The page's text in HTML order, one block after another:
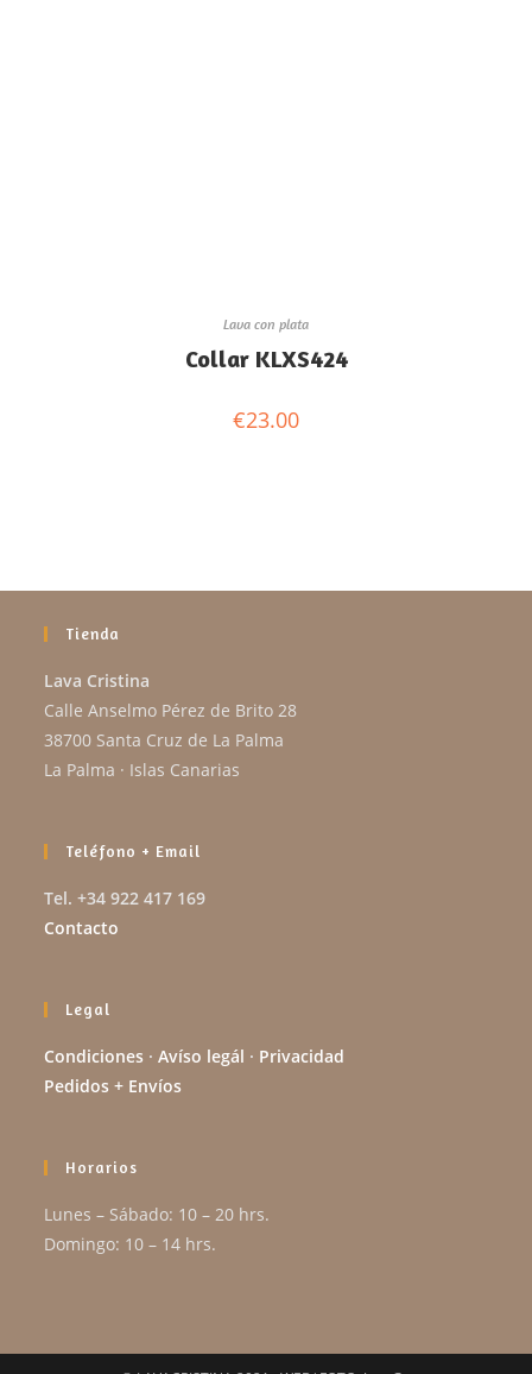
Lava con plata
Collar KLXS424
€23.00
Tienda
Lava Cristina
Calle Anselmo Pérez de Brito 28
38700 Santa Cruz de La Palma
La Palma · Islas Canarias
Teléfono + Email
Tel. +34 922 417 169
Contacto
Legal
Condiciones ·Avíso legál · Privacidad
Pedidos + Envíos
Horarios
Lunes – Sábado: 10 – 20 hrs.
Domingo: 10 – 14 hrs.